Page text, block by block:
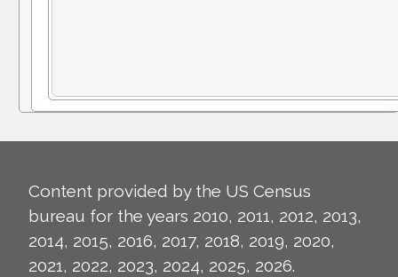
Content provided by the US Census
bureau for the years 2010, 2011, 2012, 2013,
2014, 2015, 2016, 2017, 2018, 2019, 2020,
2021, 2022, 2023, 2024, 2025, 2026.